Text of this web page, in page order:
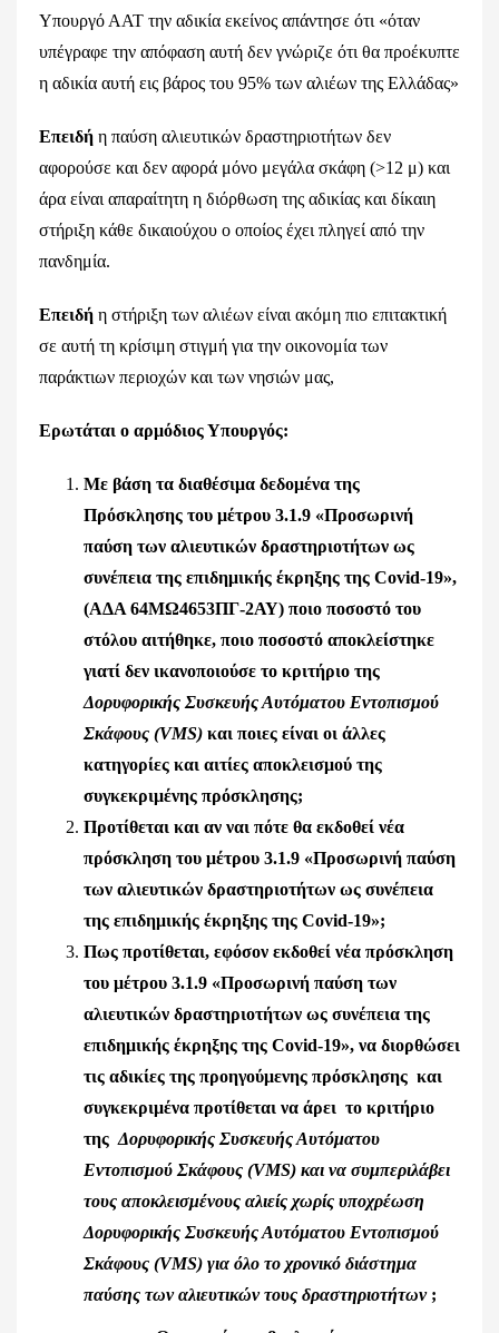
Υπουργό ΑΑΤ την αδικία εκείνος απάντησε ότι «όταν
υπέγραφε την απόφαση αυτή δεν γνώριζε ότι θα προέκυπτε
η αδικία αυτή εις βάρος του 95% των αλιέων της Ελλάδας»
Επειδή η παύση αλιευτικών δραστηριοτήτων δεν
αφορούσε και δεν αφορά μόνο μεγάλα σκάφη (>12 μ) και
άρα είναι απαραίτητη η διόρθωση της αδικίας και δίκαιη
στήριξη κάθε δικαιούχου ο οποίος έχει πληγεί από την
πανδημία.
Επειδή η στήριξη των αλιέων είναι ακόμη πιο επιτακτική
σε αυτή τη κρίσιμη στιγμή για την οικονομία των
παράκτιων περιοχών και των νησιών μας,
Ερωτάται ο αρμόδιος Υπουργός:
Με βάση τα διαθέσιμα δεδομένα της
Πρόσκλησης του μέτρου 3.1.9 «Προσωρινή
παύση των αλιευτικών δραστηριοτήτων ως
συνέπεια της επιδημικής έκρηξης της Covid-19»,
(ΑΔΑ 64ΜΩ4653ΠΓ-2ΑΥ) ποιο ποσοστό του
στόλου αιτήθηκε, ποιο ποσοστό αποκλείστηκε
γιατί δεν ικανοποιούσε το κριτήριο της
Δορυφορικής Συσκευής Αυτόματου Εντοπισμού
Σκάφους (VMS) και ποιες είναι οι άλλες
κατηγορίες και αιτίες αποκλεισμού της
συγκεκριμένης πρόσκλησης;
Προτίθεται και αν ναι πότε θα εκδοθεί νέα
πρόσκληση του μέτρου 3.1.9 «Προσωρινή παύση
των αλιευτικών δραστηριοτήτων ως συνέπεια
της επιδημικής έκρηξης της Covid-19»;
Πως προτίθεται, εφόσον εκδοθεί νέα πρόσκληση
του μέτρου 3.1.9 «Προσωρινή παύση των
αλιευτικών δραστηριοτήτων ως συνέπεια της
επιδημικής έκρηξης της Covid-19», να διορθώσει
τις αδικίες της προηγούμενης πρόσκλησης και
συγκεκριμένα προτίθεται να άρει το κριτήριο
της Δορυφορικής Συσκευής Αυτόματου
Εντοπισμού Σκάφους (VMS) και να συμπεριλάβει
τους αποκλεισμένους αλιείς χωρίς υποχρέωση
Δορυφορικής Συσκευής Αυτόματου Εντοπισμού
Σκάφους (VMS) για όλο το χρονικό διάστημα
παύσης των αλιευτικών τους δραστηριοτήτων ;